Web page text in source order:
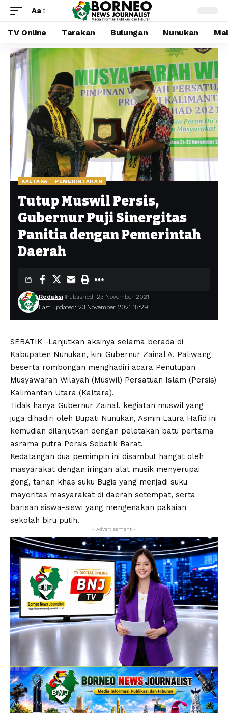
Aa
TV Online Tarakan Bulungan Nunukan
KALTARA PEMERINTAHAN
Tutup Muswil Persis,
Gubernur Puji Sinergitas
Panitia dengan Pemerintah
Daerah
Last updated: 23 November 2021 18:29
Redaksi Published: 23 November 2021
SEBATIK -Lanjutkan aksinya selama berada di
Kabupaten Nunukan, kini Gubernur Zainal A. Paliwang
beserta rombongan menghadiri acara Penutupan
Musyawarah Wilayah (Muswil) Persatuan Islam (Persis)
Kalimantan Utara (Kaltara).
Tidak hanya Gubernur Zainal, kegiatan muswil yang
juga dihadiri oleh Bupati Nunukan, Asmin Laura Hafid ini
kemudian dilanjutkan dengan peletakan batu pertama
asrama putra Persis Sebatik Barat.
Kedatangan dua pemimpin ini disambut hangat oleh
masyarakat dengan iringan alat musik menyerupai
gong, tarian khas suku Bugis yang menjadi suku
mayoritas masyarakat di daerah setempat, serta
barisan siswa-siswi yang mengenakan pakaian
sekolah biru putih.
- Advertisement -